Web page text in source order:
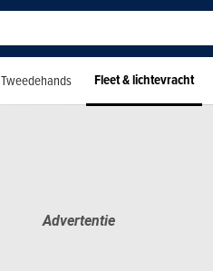
Tweedehands Fleet & lichtevracht